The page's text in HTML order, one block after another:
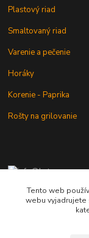
Plastový riad
Smaltovaný riad
Varenie a pečenie
Horáky
Korenie - Paprika
Rošty na grilovanie
+421
od 8:00
Tento web
webu vyjadrujete